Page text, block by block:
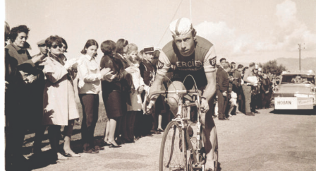
Tous nos articles
À propos